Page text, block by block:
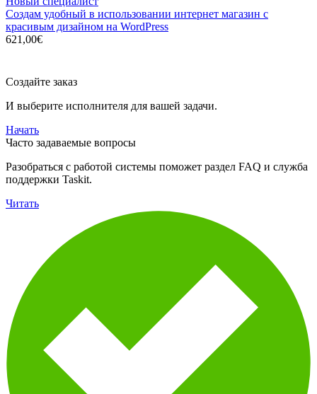
Создам удобный в использовании интернет магазин с
красивым дизайном на WordPress
621,00€
Создайте заказ
И выберите исполнителя для вашей задачи.
Начать
Часто задаваемые вопросы
Разобраться с работой системы поможет раздел FAQ и служба
поддержки Taskit.
Читать